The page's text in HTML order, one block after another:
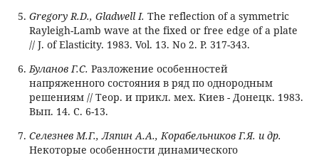
Gregory R.D., Gladwell I. The reflection of a symmetric
Rayleigh-Lamb wave at the fixed or free edge of a plate
// J. of Elasticity. 1983. Vol. 13. No 2. P. 317-343.
Буланов Г.С. Разложение особенностей
напряженного состояния в ряд по однородным
решениям // Теор. и прикл. мех. Киев - Донецк. 1983.
Вып. 14. С. 6-13.
Селезнев М.Г., Ляпин А.А., Корабельников Г.Я. и др.
Некоторые особенности динамического